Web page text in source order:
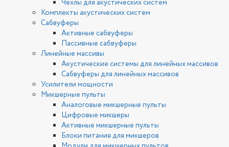
Чехлы для акустических систем
Комплекты акустических систем
Сабвуферы
Активные сабвуферы
Пассивные сабвуферы
Линейные массивы
Акустические системы для линейных массивов
Сабвуферы для линейных массивов
Усилители мощности
Микшерные пульты
Аналоговые микшерные пульты
Цифровые микшеры
Активные микшерные пульты
Блоки питания для микшеров